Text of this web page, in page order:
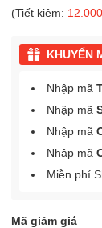
(Tiết kiệm:
KHUYẾN
Nhập mã
Nhập mã
Nhập mã
Nhập mã
Miễn phí
Mã giảm giá